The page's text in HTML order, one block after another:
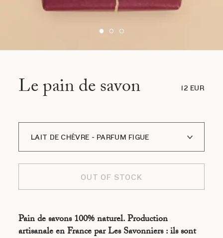
Le pain de savon 12 EUR
LAIT DE CHÈVRE - PARFUM FIGUE
LAIT DE CHÈVRE - PARFUM VERVEINE
D'ORANGER
OUT OF STOCK
Pain de savons 100% naturel. Production
artisanale en France par Les Savonniers : ils sont